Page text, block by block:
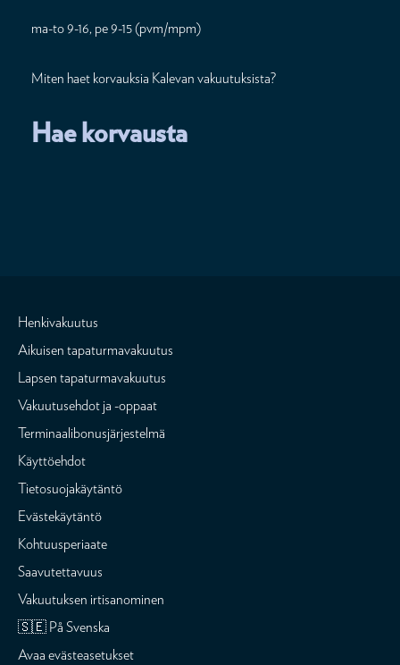
ma-to 9-16, pe 9-15 (pvm/mpm)
Miten haet korvauksia Kalevan vakuutuksista?
Hae korvausta
Henkivakuutus
Aikuisen tapaturmavakuutus
Lapsen tapaturmavakuutus
Vakuutusehdot ja -oppaat
Terminaalibonusjärjestelmä
Käyttöehdot
Tietosuojakäytäntö
Evästekäytäntö
Kohtuusperiaate
Saavutettavuus
Vakuutuksen irtisanominen
🇸🇪 På Svenska
Avaa evästeasetukset